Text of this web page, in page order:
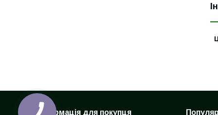
Інформація для покупця